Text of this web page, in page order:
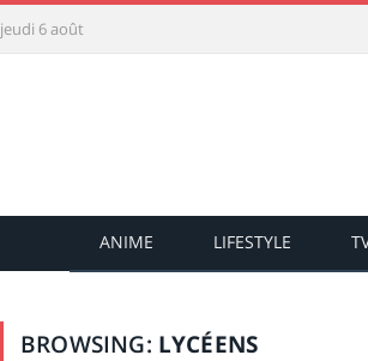
jeudi 6 août
ANIME LIFESTYLE
BROWSING: LYCÉENS